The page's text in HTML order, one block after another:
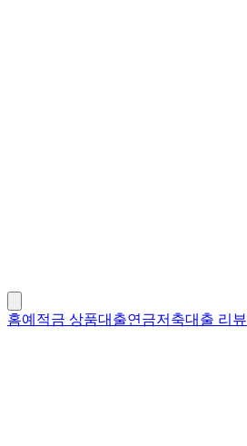
홈예적금 상품대출연금저축대출 리뷰